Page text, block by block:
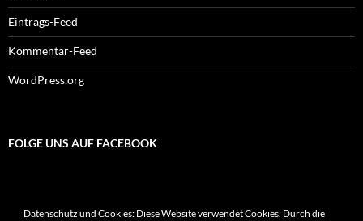
Eintrags-Feed
Kommentar-Feed
WordPress.org
FOLGE UNS AUF FACEBOOK
Datenschutz und Cookies: Diese Website verwendet Cookies. Durch die